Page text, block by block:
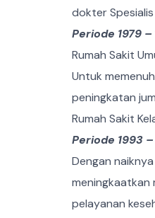
dokter Spesialis
Periode 1979 –
Rumah Sakit
Untuk
peningkatan
Rumah Sakit
Periode 1993 –
Dengan
meningkaatkan
pelayanan